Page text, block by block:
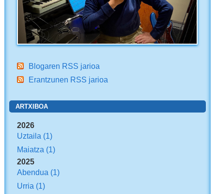
Blogaren RSS jarioa
Erantzunen RSS jarioa
ARTXIBOA
2026
Uztaila (1)
Maiatza (1)
2025
Abendua (1)
Urria (1)